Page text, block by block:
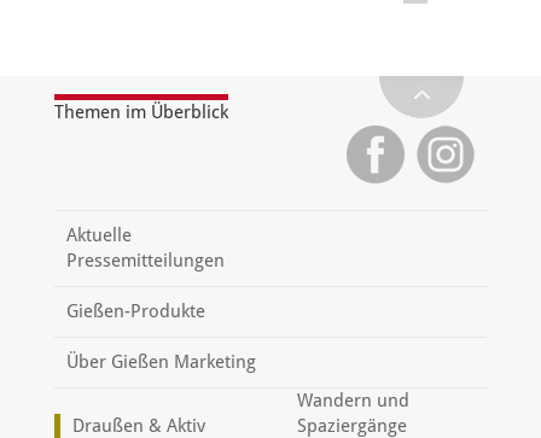
Themen im Überblick
Aktuelle
Pressemitteilungen
Gießen-Produkte
Über Gießen Marketing
Draußen & Aktiv
Wandern und
Spaziergänge